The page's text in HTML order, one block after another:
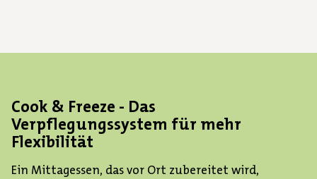
Cook & Freeze - Das
Verpflegungssystem für mehr
Flexibilität
Ein Mittagessen, das vor Ort zubereitet wird,